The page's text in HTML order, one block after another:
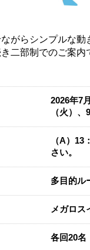
がらシンプルな動
二部制でのご案内
2026年7
（火）
（A）
さい。
多目的ル
メガロス
各回20